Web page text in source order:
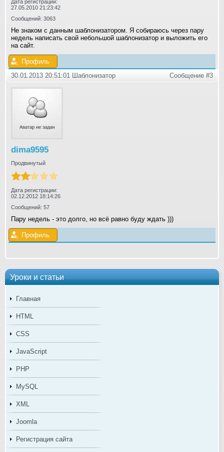
Уроки и статьи
Главная
HTML
CSS
JavaScript
PHP
MySQL
XML
Joomla
Регистрация сайта
Дата регистрации:
27.05.2010 21:23:42
Сообщений: 3063
Не знаком с данным шаблонизатором. Я собираюсь через пару
недель написать свой небольшой шаблонизатор и выложить его
на сайт.
Профиль
30.01.2013 20:51:01 Шаблонизатор
Сообщение #3
dima9595
Продвинутый
Дата регистрации:
02.12.2012 18:14:26
Сообщений: 57
Пару недель - это долго, но всё равно буду ждать )))
Профиль